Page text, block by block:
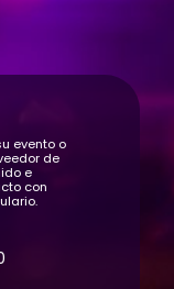
evento o
de
e
con